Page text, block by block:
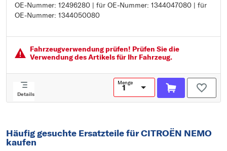
OE-Nummer: 12496280 | für OE-Nummer: 1344047080 | für
OE-Nummer: 1344050080
für OE-Nummer: 51735979
für OE-Nummer: 1606664180
für OE-Nummer: 1606664380
für OE-Nummer: 1606664280
für OE-Nummer: 1607460880
für OE-Nummer: 7730722
für OE-Nummer: 7730723
für OE-Nummer: 12498880
Fahrzeugver­wendung prüfen! Prüfen Sie die
Verwendung des Artikels für Ihr Fahrzeug.
Details
Menge
Häufig gesuchte Ersatzteile für CITROËN NEMO
kaufen